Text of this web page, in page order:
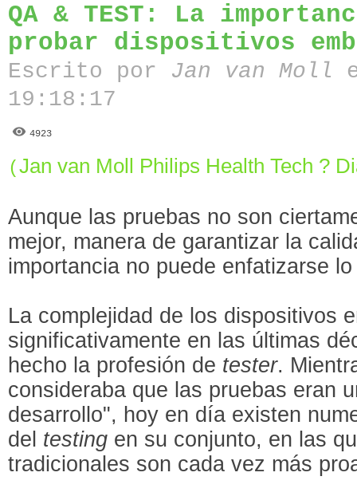
QA & TEST: La
probar dispositivos
Escrito por Jan van Moll
19:18:17
4923
(Jan van Moll Philips Health Tech ?
Aunque las pruebas no son
mejor, manera de garantizar la
importancia no puede enfatizarse
La complejidad de los dispositivos
significativamente en las últimas
hecho la profesión de tester.
consideraba que las pruebas eran
desarrollo", hoy en día existen
del testing en su conjunto, en las
tradicionales son cada vez más